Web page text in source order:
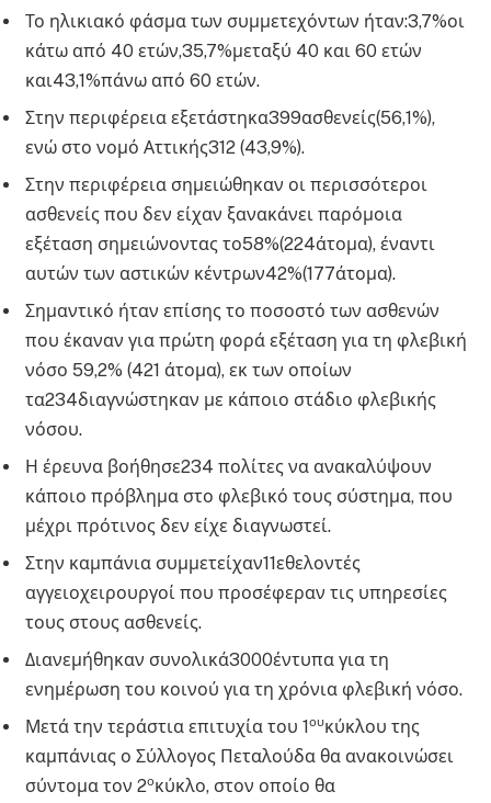
Το ηλικιακό φάσμα των συμμετεχόντων ήταν:3,7%οι
κάτω από 40 ετών,35,7%μεταξύ 40 και 60 ετών
και43,1%πάνω από 60 ετών.
Στην περιφέρεια εξετάστηκα399ασθενείς(56,1%),
ενώ στο νομό Αττικής312 (43,9%).
Στην περιφέρεια σημειώθηκαν οι περισσότεροι
ασθενείς που δεν είχαν ξανακάνει παρόμοια
εξέταση σημειώνοντας το58%(224άτομα), έναντι
αυτών των αστικών κέντρων42%(177άτομα).
Σημαντικό ήταν επίσης το ποσοστό των ασθενών
που έκαναν για πρώτη φορά εξέταση για τη φλεβική
νόσο 59,2% (421 άτομα), εκ των οποίων
τα234διαγνώστηκαν με κάποιο στάδιο φλεβικής
νόσου.
Η έρευνα βοήθησε234 πολίτες να ανακαλύψουν
κάποιο πρόβλημα στο φλεβικό τους σύστημα, που
μέχρι πρότινος δεν είχε διαγνωστεί.
Στην καμπάνια συμμετείχαν11εθελοντές
αγγειοχειρουργοί που προσέφεραν τις υπηρεσίες
τους στους ασθενείς.
Διανεμήθηκαν συνολικά3000έντυπα για τη
ενημέρωση του κοινού για τη χρόνια φλεβική νόσο.
Μετά την τεράστια επιτυχία του 1ουκύκλου της
καμπάνιας ο Σύλλογος Πεταλούδα θα ανακοινώσει
σύντομα τον 2οκύκλο, στον οποίο θα